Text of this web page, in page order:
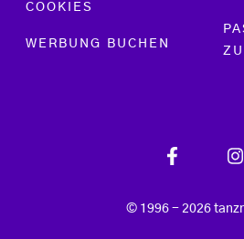
COOKIES
WERBUNG BUCHEN
© 1996 - 2026